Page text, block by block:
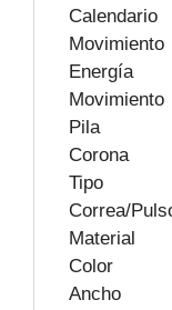
Calendario
Movimiento
Energía
Movimiento
Pila
Corona
Tipo
Correa/
Material
Color
Ancho